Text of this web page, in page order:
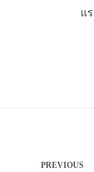
แ
PREVIOUS